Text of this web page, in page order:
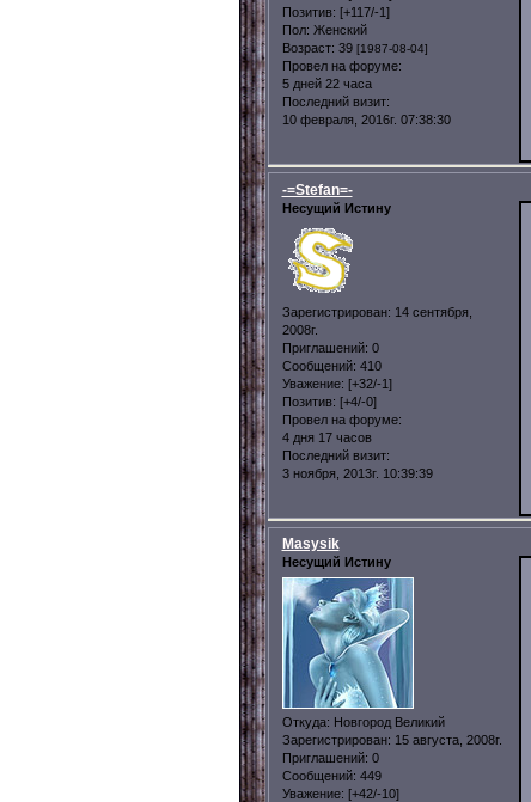
Позитив: [+117/-1]
Пол: Женский
Возраст: 39 [1987-08-04]
Провел на форуме:
5 дней 22 часа
Последний визит:
10 февраля, 2016г. 07:38:30
-=Stefan=-
Несущий Истину
Зарегистрирован: 14 сентября,
2008г.
Приглашений: 0
Сообщений: 410
Уважение: [+32/-1]
Позитив: [+4/-0]
Провел на форуме:
4 дня 17 часов
Последний визит:
3 ноября, 2013г. 10:39:39
Masysik
Несущий Истину
Откуда: Новгород Великий
Зарегистрирован: 15 августа, 2008г.
Приглашений: 0
Сообщений: 449
Уважение: [+42/-10]